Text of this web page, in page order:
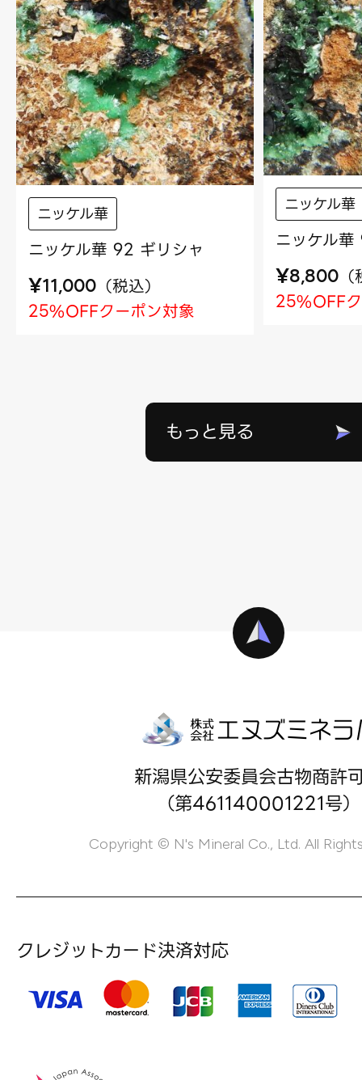
ニッケル華
ニッケル華 92 ギリシャ
¥11,000 （税込）
25%OFFクーポン対象
ニッケル華
ニッケル
¥8,800 （
25%OFF
もっと見る
新潟県公安委員会古物商許
（第461140001221号）
Copyright © N's Mineral Co., Ltd. All
クレジットカード決済対応